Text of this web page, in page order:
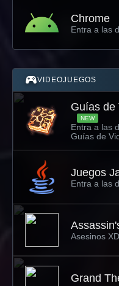
Chrome
Entra a las
VIDEOJUEGOS
Guías de
NEW
Entra a las
Guías de
Juegos
Entra a las
Asesinos
Grand